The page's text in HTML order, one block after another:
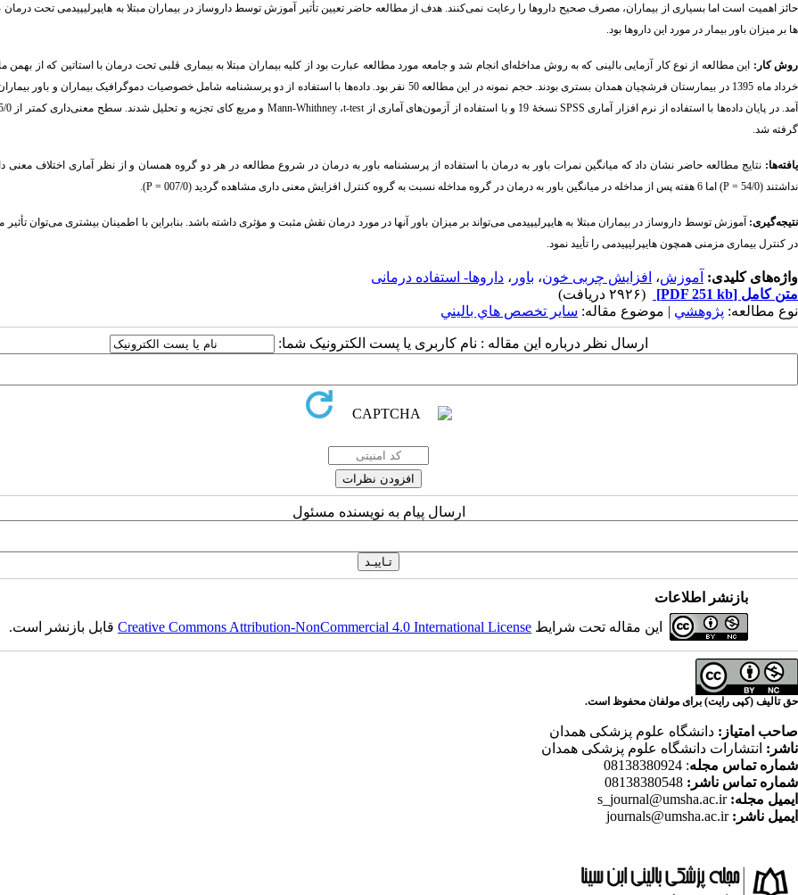
حائز اهمیت است اما بسیاری از بیماران، مصرف صحیح داروها را رعایت نمی‌کنند. هدف از مطالعه حاضر تعیین تأثیر آموزش توسط داروساز در بیماران مبتلا به هایپرلیپیدمی تحت درمان
ها بر میزان باور بیمار در مورد این داروها بود.
روش کار:
خرداد ماه 1395 در بیمارستان فرشچیان همدان بستری بودند. حجم نمونه در این مطالعه 50 نفر بود. داده‌ها با استفاده از دو پرسشنامه شامل خصوصیات دموگرافیک بیماران و
آمد. در پایان داده‌ها با استفاده از نرم افزار آماری SPSSنسخهٔ 19 و با استفاده از آزمون‌های آماری از t-test،Mann-Whithney
گرفته شد.
یافته‌ها: نتایج مطالعه حاضر نشان داد که میانگین نمرات باور به درمان با استفاده از پرسشنامه باور به درمان در شروع مطالعه در هر دو گروه همسان و از نظر آماری اختلاف معنی
نداشتند (54/0 =
P) اما 6 هفته پس از مداخله در میانگین باور به درمان در گروه مداخله نسبت به گروه کنترل افزایش معنی داری مشاهده گردید (007/0 = P
).
نتیجه‌گیری: آموزش توسط داروساز در بیماران مبتلا به هایپرلیپیدمی می‌تواند بر میزان باور آنها در مورد درمان نقش مثبت و مؤثری داشته باشد. بنابراین با اطمینان بیشتری می‌توان تأثیر
در کنترل بیماری مزمنی همچون هایپرلیپیدمی را تأیید نمود.
واژه‌های کلیدی: آموزش، افزایش چربی خون، باور ، داروها- استفاده درمانی
متن کامل [PDF 251 kb]
(۲۹۲۶ دریافت)
نوع مطالعه: پژوهشي | موضوع مقاله: سایر تخصص هاي باليني
ارسال نظر درباره این مقاله : نام کاربری یا پست الکترونیک شما:
ارسال پیام به نویسنده مسئول
بازنشر اطلاعات
این مقاله تحت شرایط Creative Commons Attribution-NonCommercial 4.0 International Licenseقابل بازنشر است.
حق تالیف (کپی رایت) برای مولفان محفوظ است.
صاحب امتیاز: دانشگاه علوم پزشکی همدان
ناشر: انتشارات دانشگاه علوم پزشکی همدان
شماره تماس مجله: 08138380924
شماره تماس ناشر:
ایمیل مجله: s_journal@umsha.ac.ir
ایمیل ناشر: journals@umsha.ac.ir